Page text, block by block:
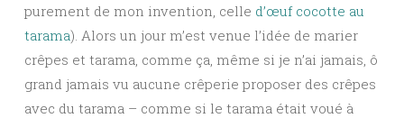
purement de mon invention, celle d’œuf cocotte au
tarama). Alors un jour m’est venue l’idée de marier
crêpes et tarama, comme ça, même si je n’ai jamais, ô
grand jamais vu aucune crêperie proposer des crêpes
avec du tarama – comme si le tarama était voué à